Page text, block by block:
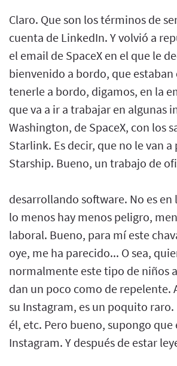
Claro. Que son los términos de
cuenta de LinkedIn. Y volvió a
el email de SpaceX en el que le
bienvenido a bordo, que
tenerle a bordo, digamos, en la
que va a ir a trabajar en algunas
Washington, de SpaceX, con los
Starlink. Es decir, que no le van
Starship. Bueno, un trabajo de
desarrollando software. No es en
lo menos hay menos peligro,
laboral. Bueno, para mí este
oye, me ha parecido... O sea,
normalmente este tipo de niños
dan un poco como de repelente.
su Instagram, es un poquito
él, etc. Pero bueno, supongo que
Instagram. Y después de estar